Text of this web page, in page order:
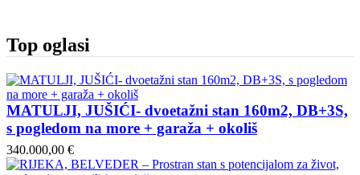
Top oglasi
MATULJI, JUŠIĆI- dvoetažni stan 160m2, DB+3S,
s pogledom na more + garaža + okoliš
340.000,00 €